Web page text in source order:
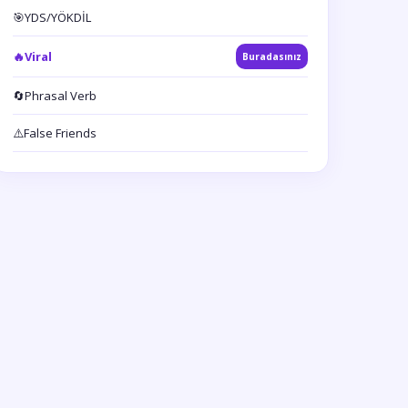
🎯YDS/YÖKDİL
🔥Viral Buradasınız
🔄Phrasal Verb
⚠️False Friends